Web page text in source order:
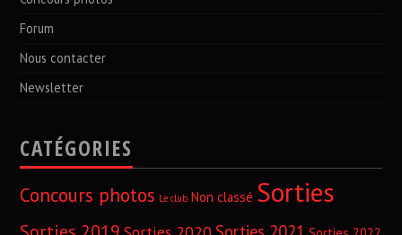
Forum
Nous contacter
Newsletter
CATÉGORIES
Concours photos Le club Non classé Sorties